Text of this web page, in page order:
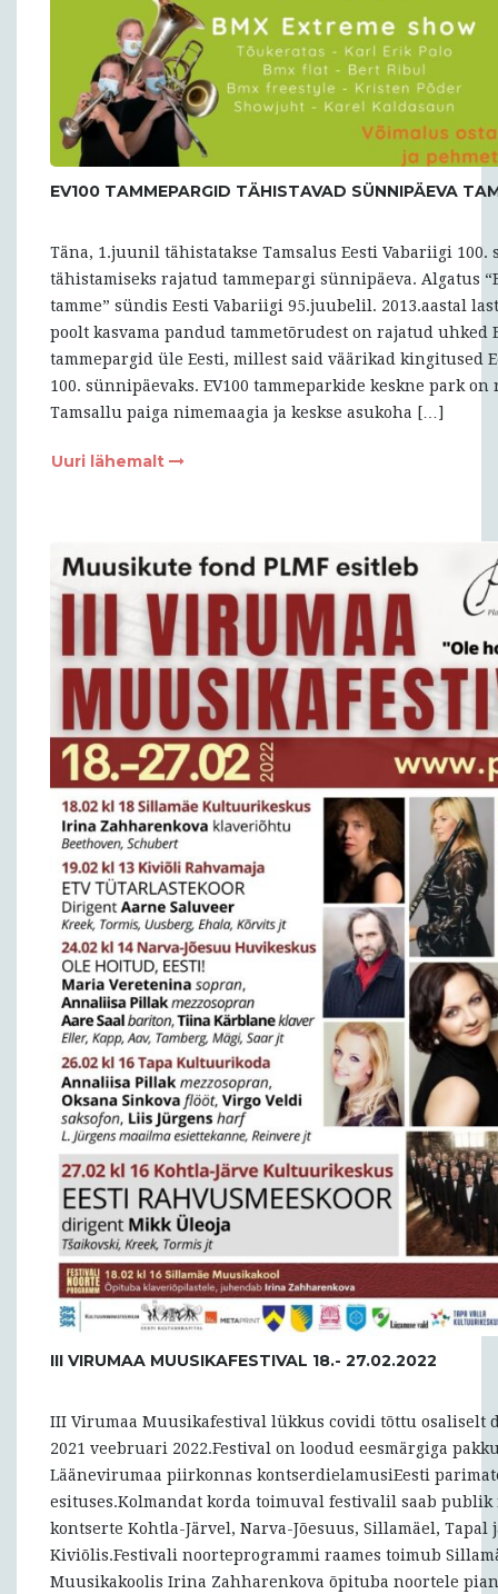
EV100 TAMMEPARGID TÄHISTAVAD SÜNNIPÄEVA
Täna, 1.juunil tähistatakse Tamsalus Eesti Vabariigi 100.
tähistamiseks rajatud tammepargi sünnipäeva. Algatus
tamme” sündis Eesti Vabariigi 95.juubelil. 2013.aastal
poolt kasvama pandud tammetõrudest on rajatud uhked
tammepargid üle Eesti, millest said väärikad kingitused
100. sünnipäevaks. EV100 tammeparkide keskne park on
Tamsallu paiga nimemaagia ja keskse asukoha […]
Uuri lähemalt
III VIRUMAA MUUSIKAFESTIVAL 18.- 27.02.2022
III Virumaa Muusikafestival lükkus covidi tõttu osaliselt
2021 veebruari 2022.Festival on loodud eesmärgiga
Läänevirumaa piirkonnas kontserdielamusiEesti
esituses.Kolmandat korda toimuval festivalil saab
kontserte Kohtla-Järvel, Narva-Jõesuus, Sillamäel, Tapal
Kiviõlis.Festivali noorteprogrammi raames toimub
Muusikakoolis Irina Zahharenkova õpituba noortele